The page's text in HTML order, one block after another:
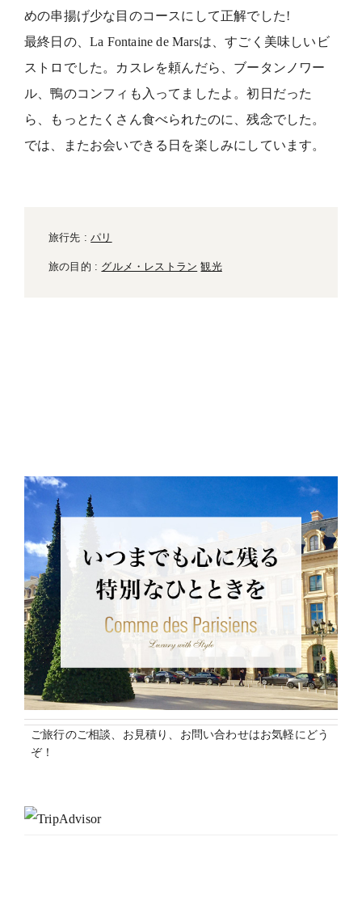
めの串揚げ少な目のコースにして正解でした!
最終日の、La Fontaine de Marsは、すごく美味しいビ
ストロでした。カスレを頼んだら、ブータンノワー
ル、鴨のコンフィも入ってましたよ。初日だった
ら、もっとたくさん食べられたのに、残念でした。
では、またお会いできる日を楽しみにしています。
旅行先 :パリ
旅の目的 : グルメ・レストラン 観光
ご旅行のご相談、お見積り、お問い合わせはお気軽にどう
ぞ！